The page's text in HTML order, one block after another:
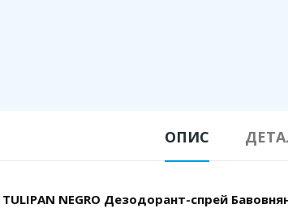
ОПИС
TULIPAN NEGRO Дезодорант-спрей